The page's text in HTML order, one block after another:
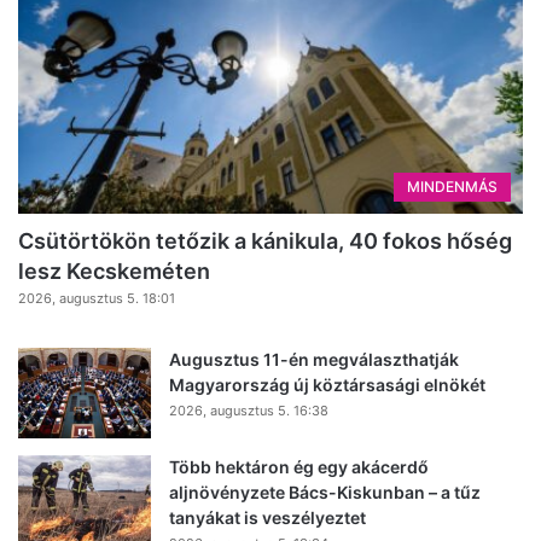
MINDENMÁS
Csütörtökön tetőzik a kánikula, 40 fokos hőség
lesz Kecskeméten
2026, augusztus 5. 18:01
Augusztus 11-én megválaszthatják
Magyarország új köztársasági elnökét
2026, augusztus 5. 16:38
Több hektáron ég egy akácerdő
aljnövényzete Bács-Kiskunban – a tűz
tanyákat is veszélyeztet